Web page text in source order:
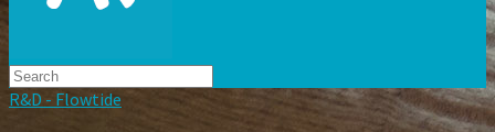
R&D - Flowtide